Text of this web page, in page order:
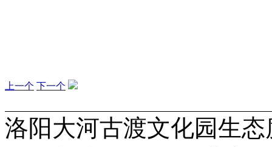
上一个 下一个
洛阳大河古渡文化园生